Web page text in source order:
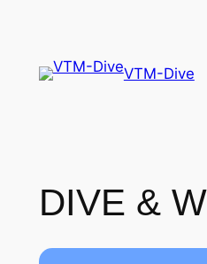
VTM-Dive
DIVE &